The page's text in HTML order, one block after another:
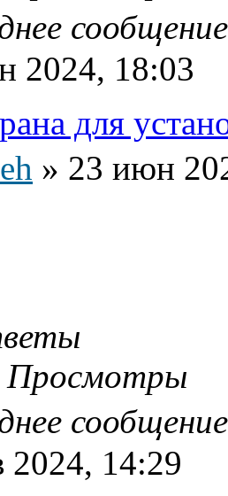
2024, 18:03
для
» 23 июн
Просмотры
2024, 14:29